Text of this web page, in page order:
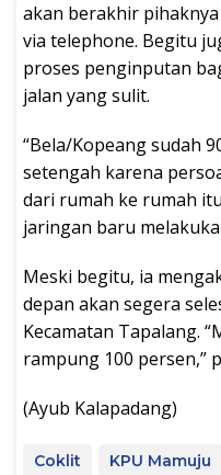
akan berakhir
via telephone. Begitu
proses penginputan
jalan yang sulit.
“Bela/Kopeang sudah
setengah karena
dari rumah ke rumah
jaringan baru
Meski begitu, ia
depan akan segera
Kecamatan Tapalang.
rampung 100 persen,”
(Ayub Kalapadang)
Coklit KPU Mamuju